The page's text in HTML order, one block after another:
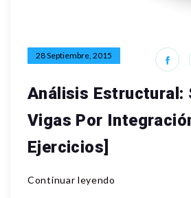
28 Septiembre, 2015
Análisis Estructural:
Vigas Por
Ejercicios]
Continuar leyendo